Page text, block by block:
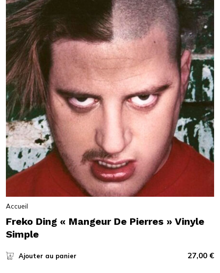
Accueil
Freko Ding « Mangeur De Pierres » Vinyle
Simple
Ajouter au panier 27,00 €